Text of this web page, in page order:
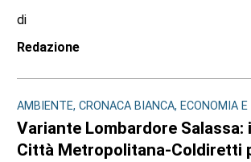
di
Redazione
AMBIENTE, CRONACA BIANCA, ECONOMIA E
Variante Lombardore Salassa:
Città Metropolitana-Coldiretti